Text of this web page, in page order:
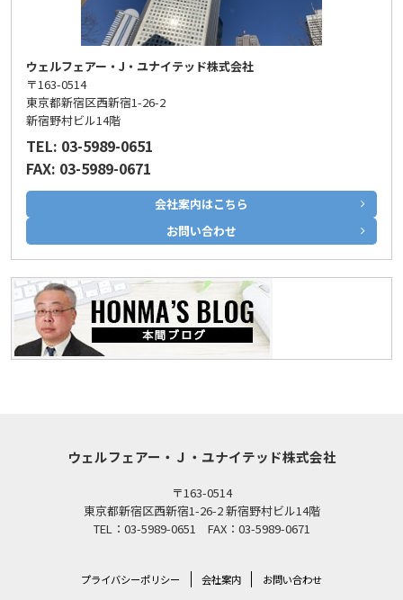
ウェルフェアー・J・ユナイテッド株式会社
〒163-0514
東京都新宿区西新宿1-26-2
新宿野村ビル14階
TEL: 03-5989-0651
FAX: 03-5989-0671
会社案内はこちら
お問い合わせ
ウェルフェアー・Ｊ・ユナイテッド株式会社
〒163-0514
東京都新宿区西新宿1-26-2 新宿野村ビル14階
TEL：03-5989-0651 FAX：03-5989-0671
プライバシーポリシー 会社案内 お問い合わせ